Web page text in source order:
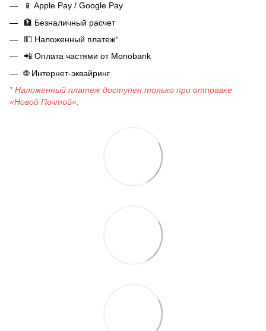
📱 Apple Pay / Google Pay
🏦 Безналичный расчет
💵 Наложенный платеж*
📲 Оплата частями от Monobank
🌐Интернет-эквайринг
* Наложенный платеж доступен только при отправке
«Новой Почтой».